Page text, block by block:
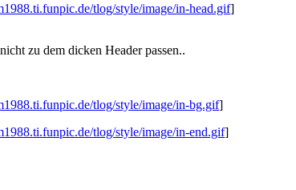
tlog/style/image/in-head.gif]
zu dem dicken Header passen..
tlog/style/image/in-bg.gif]
tlog/style/image/in-end.gif]